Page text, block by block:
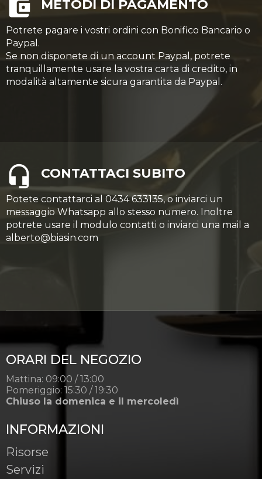
METODI DI PAGAMENTO
Potrete pagare i vostri ordini con Bonifico Bancario o
Paypal.
Se non disponete di un account Paypal, potrete
tranquillamente usare la vostra carta di credito, in
modalità altamente sicura garantita da Paypal.
CONTATTACI SUBITO
Potete contattarci al 0434 633135, o inviarci un
messaggio Whatsapp allo stesso numero. Inoltre
potrete usare il modulo contatti o inviarci una mail a
alberto@biasin.com
ORARI DEL NEGOZIO
Mattina: 09:00 / 13:00
Pomeriggio: 15:30 / 19:30
Chiuso la domenica e il mercoledì
INFORMAZIONI
Risorse
Servizi